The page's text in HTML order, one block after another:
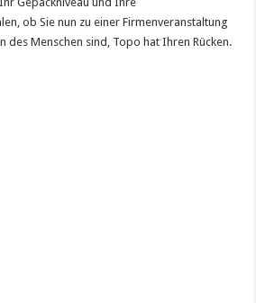
ob Sie nun zu einer Firmenveranstaltung
des Menschen sind, Topo hat Ihren Rücken.